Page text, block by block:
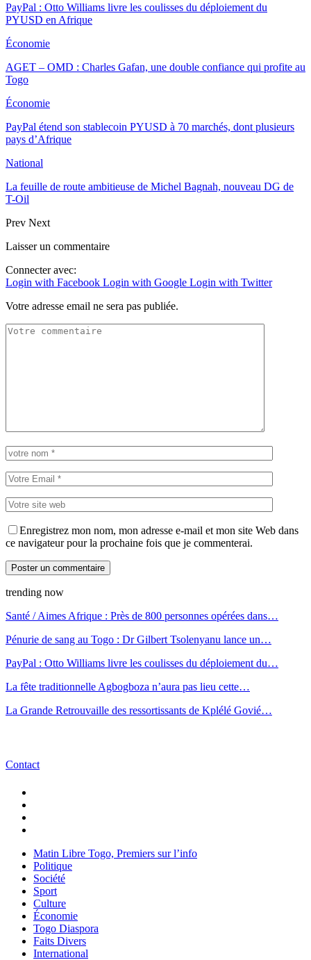
PayPal : Otto Williams livre les coulisses du déploiement du
PYUSD en Afrique
Économie
AGET – OMD : Charles Gafan, une double confiance qui profite au
Togo
Économie
PayPal étend son stablecoin PYUSD à 70 marchés, dont plusieurs
pays d’Afrique
National
La feuille de route ambitieuse de Michel Bagnah, nouveau DG de
T-Oil
Prev Next
Laisser un commentaire
Connecter avec:
Login with Facebook Login with Google Login with Twitter
Votre adresse email ne sera pas publiée.
Enregistrez mon nom, mon adresse e-mail et mon site Web dans
ce navigateur pour la prochaine fois que je commenterai.
trending now
Santé / Aimes Afrique : Près de 800 personnes opérées dans…
Pénurie de sang au Togo : Dr Gilbert Tsolenyanu lance un…
PayPal : Otto Williams livre les coulisses du déploiement du…
La fête traditionnelle Agbogboza n’aura pas lieu cette…
La Grande Retrouvaille des ressortissants de Kplélé Govié…
Contact
Matin Libre Togo, Premiers sur l’info
Politique
Société
Sport
Culture
Économie
Togo Diaspora
Faits Divers
International